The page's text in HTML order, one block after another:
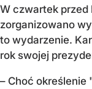
W czwartek przed
zorganizowano
to wydarzenie.
rok swojej
– Choć